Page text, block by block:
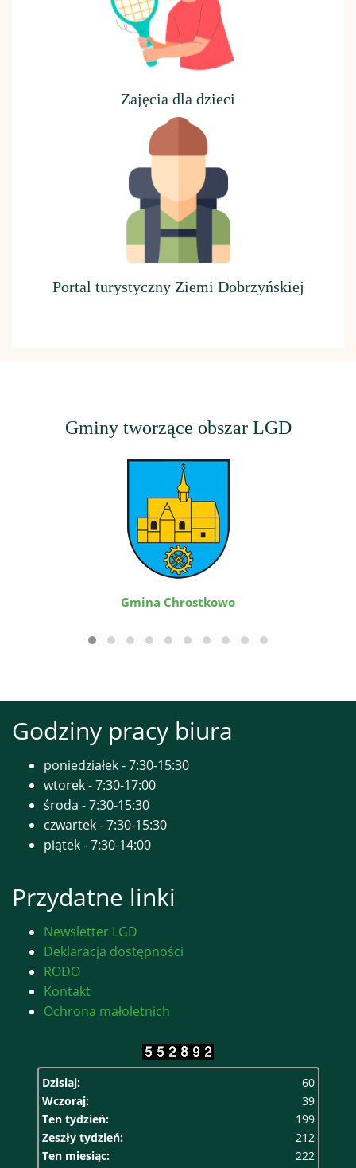
Zajęcia dla dzieci
Portal turystyczny Ziemi Dobrzyńskiej
Gminy tworzące obszar LGD
Gmina Chrostkowo
Godziny pracy biura
poniedziałek - 7:30-15:30
wtorek - 7:30-17:00
środa - 7:30-15:30
czwartek - 7:30-15:30
piątek - 7:30-14:00
Przydatne linki
Newsletter LGD
Deklaracja dostępności
RODO
Kontakt
Ochrona małoletnich
Dzisiaj:
60
Wczoraj:
39
Ten tydzień:
199
Zeszły tydzień:
212
Ten miesiąc:
222